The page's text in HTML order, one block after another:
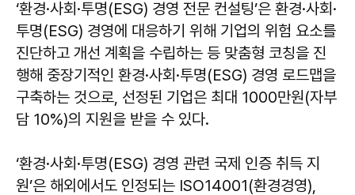
‘환경·사회·투명(ESG) 경영 전문 컨설팅’은 환경·사회·
투명(ESG) 경영에 대응하기 위해 기업의 위험 요소를
진단하고 개선 계획을 수립하는 등 맞춤형 코칭을 진
행해 중장기적인 환경·사회·투명(ESG) 경영 로드맵을
구축하는 것으로, 선정된 기업은 최대 1000만원(자부
담 10%)의 지원을 받을 수 있다.
‘환경·사회·투명(ESG) 경영 관련 국제 인증 취득 지
원’은 해외에서도 인정되는 ISO14001(환경경영),